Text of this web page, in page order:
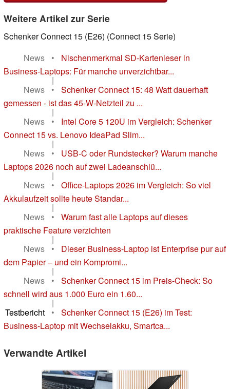
Weitere Artikel zur Serie
Schenker Connect 15 (E26) (Connect 15 Serie)
News
•
Nischenmerkmal SD-Kartenleser in
Business-Laptops: Für manche unverzichtbar...
|
News
•
Schenker Connect 15: 48 Watt dauerhaft
gemessen - ist das 45-W-Netzteil zu ...
|
News
•
Intel Core 5 120U im Vergleich: Schenker
Connect 15 vs. Lenovo IdeaPad Slim...
|
News
•
USB-C oder Rundstecker? Warum manche
Laptops 2026 noch auf zwei Ladeanschlü...
|
News
•
Office-Laptops 2026 im Vergleich: So viel
Akkulaufzeit sollte heute Standar...
|
News
•
Warum fast alle Laptops auf dieses
praktische Feature verzichten
|
News
•
Dieser Business-Laptop ist Enterprise pur auf
dem Papier – und ein Kompromi...
|
News
•
Schenker Connect 15 im Preis-Check: So
schnell wird aus 1.000 Euro ein 1.60...
|
Testbericht
•
Schenker Connect 15 (E26) im Test:
Business-Laptop mit Wechselakku, Smartca...
Verwandte Artikel